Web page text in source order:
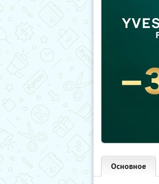
Основное